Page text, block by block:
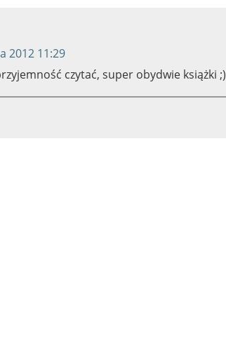
2012 11:29
czytać, super obydwie książki ;)